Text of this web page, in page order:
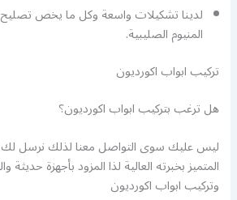
لدينا تشكيلات واسعة وكل ما يخص
المنيوم الصليبية.
تركيب ابواب اكورديون
هل ترغب بتركيب ابواب اكورديون؟
ليس عليك سوى التواصل معنا لذلك نرسل
المتميز بخبرته العالية لذا المزود بأجهزة
وتركيب ابواب اكورديون